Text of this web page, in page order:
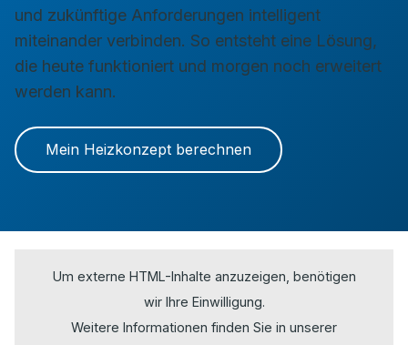
und zukünftige Anforderungen intelligent
miteinander verbinden. So entsteht eine Lösung,
die heute funktioniert und morgen noch erweitert
werden kann.
Mein Heizkonzept berechnen
Um externe HTML-Inhalte anzuzeigen, benötigen
wir Ihre Einwilligung.
Weitere Informationen finden Sie in unserer